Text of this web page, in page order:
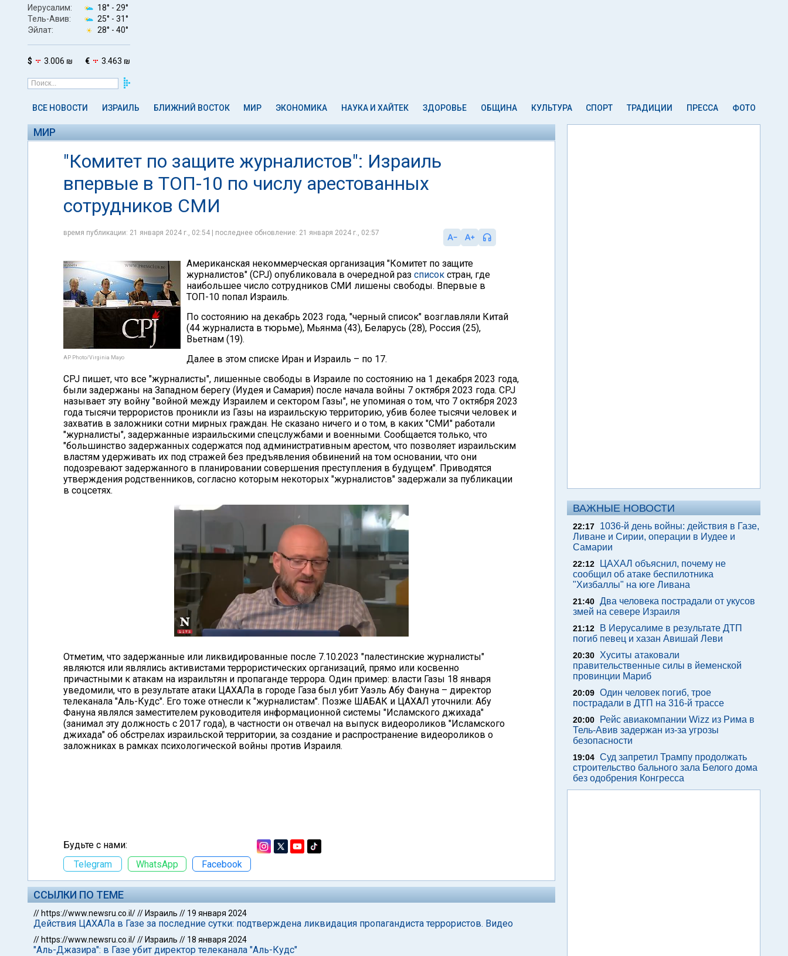
Иерусалим: 18° - 29°
Тель-Авив:
25° - 31°
Эйлат:
28° - 40°
$ 3.006 ₪ € 3.463 ₪
ВСЕ НОВОСТИ ИЗРАИЛЬ БЛИЖНИЙ ВОСТОК МИР ЭКОНОМИКА НАУКА И ХАЙТЕК ЗДОРОВЬЕ ОБЩИНА КУЛЬТУРА СПОРТ ТРАДИЦИИ ПРЕССА ФОТО
МИР
"Комитет по защите журналистов": Израиль
впервые в ТОП-10 по числу арестованных
сотрудников СМИ
время публикации: 21 января 2024 г., 02:54 | последнее обновление: 21 января 2024 г., 02:57
AP Photo/Virginia Mayo
Американская некоммерческая организация "Комитет по защите
журналистов" (CPJ) опубликовала в очередной раз список стран, где
наибольшее число сотрудников СМИ лишены свободы. Впервые в
ТОП-10 попал Израиль.
По состоянию на декабрь 2023 года, "черный список" возглавляли Китай
(44 журналиста в тюрьме), Мьянма (43), Беларусь (28), Россия (25),
Вьетнам (19).
Далее в этом списке Иран и Израиль – по 17.
CPJ пишет, что все "журналисты", лишенные свободы в Израиле по состоянию на 1 декабря 2023 года,
были задержаны на Западном берегу (Иудея и Самария) после начала войны 7 октября 2023 года. CPJ
называет эту войну "войной между Израилем и сектором Газы", не упоминая о том, что 7 октября 2023
года тысячи террористов проникли из Газы на израильскую территорию, убив более тысячи человек и
захватив в заложники сотни мирных граждан. Не сказано ничего и о том, в каких "СМИ" работали
"журналисты", задержанные израильскими спецслужбами и военными. Сообщается только, что
"большинство задержанных содержатся под административным арестом, что позволяет израильским
властям удерживать их под стражей без предъявления обвинений на том основании, что они
подозревают задержанного в планировании совершения преступления в будущем". Приводятся
утверждения родственников, согласно которым некоторых "журналистов" задержали за публикации
в соцсетях.
Отметим, что задержанные или ликвидированные после 7.10.2023 "палестинские журналисты"
являются или являлись активистами террористических организаций, прямо или косвенно
причастными к атакам на израильтян и пропаганде террора. Один пример: власти Газы 18 января
уведомили, что в результате атаки ЦАХАЛа в городе Газа был убит Уаэль Абу Фануна – директор
телеканала "Аль-Кудс". Его тоже отнесли к "журналистам". Позже ШАБАК и ЦАХАЛ уточнили: Абу
Фануна являлся заместителем руководителя информационной системы "Исламского джихада"
(занимал эту должность с 2017 года), в частности он отвечал на выпуск видеороликов "Исламского
джихада" об обстрелах израильской территории, за создание и распространение видеороликов о
заложниках в рамках психологической войны против Израиля.
Будьте с нами:
Telegram
WhatsApp Facebook
ССЫЛКИ ПО ТЕМЕ
// https://www.newsru.co.il/// Израиль // 19 января 2024
Действия ЦАХАЛа в Газе за последние сутки: подтверждена ликвидация пропагандиста террористов. Видео
// https://www.newsru.co.il/// Израиль // 18 января 2024
"Аль-Джазира": в Газе убит директор телеканала "Аль-Кудс"
ВАЖНЫЕ НОВОСТИ
22:17
1036-й день войны: действия в Газе,
Ливане и Сирии, операции в Иудее и
Самарии
22:12
ЦАХАЛ объяснил, почему не
сообщил об атаке беспилотника
"Хизбаллы" на юге Ливана
21:40 Два человека пострадали от укусов
змей на севере Израиля
21:12
В Иерусалиме в результате ДТП
погиб певец и хазан Авишай Леви
20:30
Хуситы атаковали
правительственные силы в йеменской
провинции Мариб
20:09 Один человек погиб, трое
пострадали в ДТП на 316-й трассе
20:00
Рейс авиакомпании Wizz из Рима в
Тель-Авив задержан из-за угрозы
безопасности
19:04 Суд запретил Трампу продолжать
строительство бального зала Белого дома
без одобрения Конгресса